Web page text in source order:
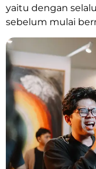
yaitu dengan
sebelum mulai